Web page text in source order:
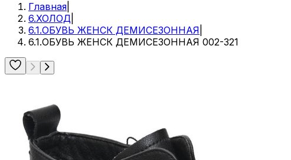
Главная
6.ХОЛОД
6.1.ОБУВЬ ЖЕНСК ДЕМИСЕЗОННАЯ
6.1.ОБУВЬ ЖЕНСК ДЕМИСЕЗОННАЯ 002-321